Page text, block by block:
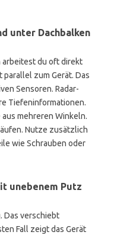
unter Dachbalken
arbeitest du oft direkt
zum Gerät. Das
Sensoren. Radar-
Tiefeninformationen.
mehreren Winkeln.
Nutze zusätzlich
wie Schrauben oder
unebenem Putz
Das verschiebt
Fall zeigt das Gerät